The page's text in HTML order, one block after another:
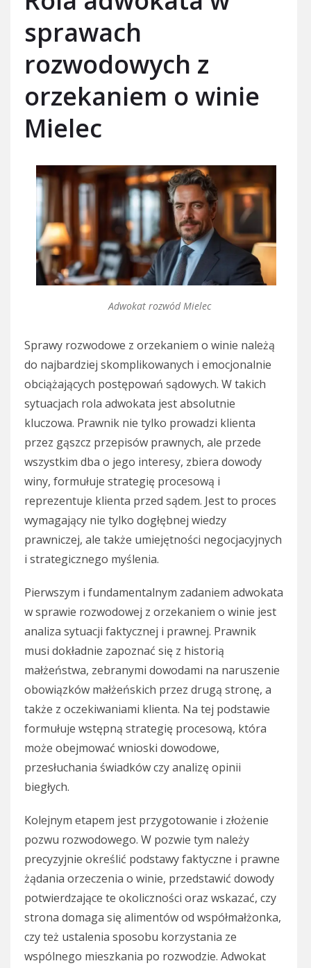
sprawach
rozwodowych z
orzekaniem o winie
Mielec
Adwokat rozwód Mielec
Sprawy rozwodowe z orzekaniem o winie należą
do najbardziej skomplikowanych i emocjonalnie
obciążających postępowań sądowych. W takich
sytuacjach rola adwokata jest absolutnie
kluczowa. Prawnik nie tylko prowadzi klienta
przez gąszcz przepisów prawnych, ale przede
wszystkim dba o jego interesy, zbiera dowody
winy, formułuje strategię procesową i
reprezentuje klienta przed sądem. Jest to proces
wymagający nie tylko dogłębnej wiedzy
prawniczej, ale także umiejętności negocjacyjnych
i strategicznego myślenia.
Pierwszym i fundamentalnym zadaniem adwokata
w sprawie rozwodowej z orzekaniem o winie jest
analiza sytuacji faktycznej i prawnej. Prawnik
musi dokładnie zapoznać się z historią
małżeństwa, zebranymi dowodami na naruszenie
obowiązków małżeńskich przez drugą stronę, a
także z oczekiwaniami klienta. Na tej podstawie
formułuje wstępną strategię procesową, która
może obejmować wnioski dowodowe,
przesłuchania świadków czy analizę opinii
biegłych.
Kolejnym etapem jest przygotowanie i złożenie
pozwu rozwodowego. W pozwie tym należy
precyzyjnie określić podstawy faktyczne i prawne
żądania orzeczenia o winie, przedstawić dowody
potwierdzające te okoliczności oraz wskazać, czy
strona domaga się alimentów od współmałżonka,
czy też ustalenia sposobu korzystania ze
wspólnego mieszkania po rozwodzie. Adwokat